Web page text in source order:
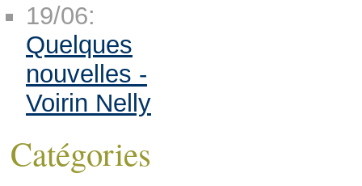
19/06:
Quelques
nouvelles -
Voirin Nelly
Catégories